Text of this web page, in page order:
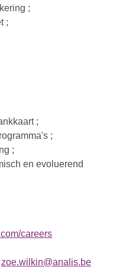
;
;
;
;
;
en evoluerend
careers
zoe.wilkin@analis.be